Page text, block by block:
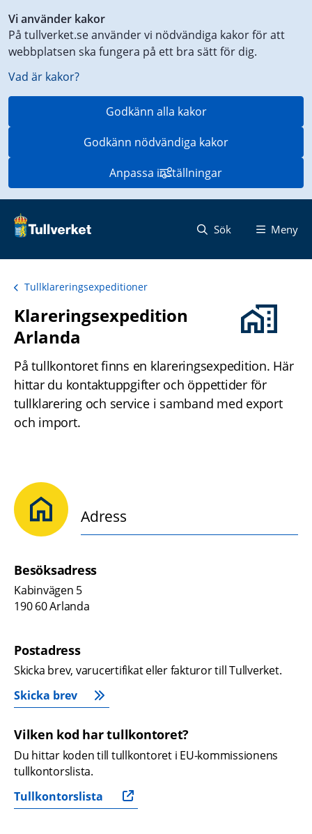
Vi använder kakor
På tullverket.se använder vi nödvändiga kakor för att
webbplatsen ska fungera på ett bra sätt för dig.
Vad är kakor?
Godkänn alla kakor
Godkänn nödvändiga kakor
Anpassa inställningar
till
innehåll
på
aktuell
Sök Meny
Tullklareringsexpeditioner
Klareringsexpedition
Arlanda
På tullkontoret finns en klareringsexpedition. Här
hittar du kontaktuppgifter och öppettider för
tullklarering och service i samband med export
och import.
Adress
Besöksadress
Kabinvägen 5
190 60 Arlanda
Postadress
Skicka brev, varucertifikat eller fakturor till Tullverket.
Skicka brev
Vilken kod har tullkontoret?
Du hittar koden till tullkontoret i EU-kommissionens
tullkontorslista.
Tullkontorslista